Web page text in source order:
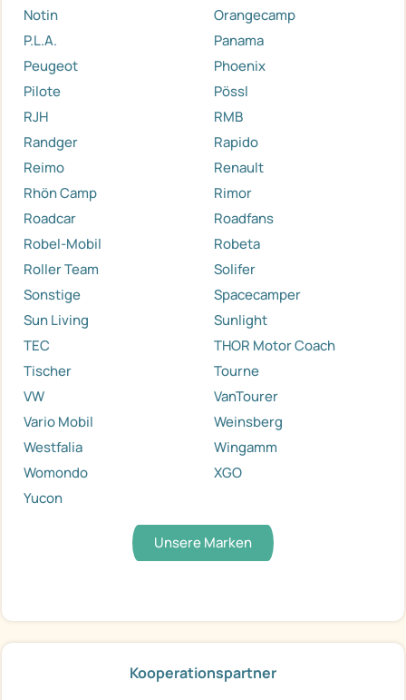
Notin
Orangecamp
P.L.A.
Panama
Peugeot
Phoenix
Pilote
Pössl
RJH
RMB
Randger
Rapido
Reimo
Renault
Rhön Camp
Rimor
Roadcar
Roadfans
Robel-Mobil
Robeta
Roller Team
Solifer
Sonstige
Spacecamper
Sun Living
Sunlight
TEC
THOR Motor Coach
Tischer
Tourne
VW
VanTourer
Vario Mobil
Weinsberg
Westfalia
Wingamm
Womondo
XGO
Yucon
Unsere Marken
Kooperationspartner